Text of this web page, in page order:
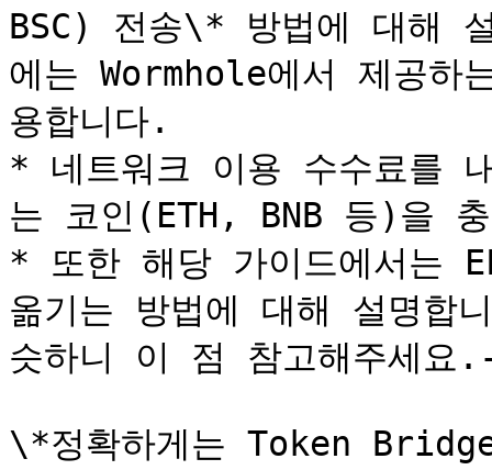
BSC) 전송\* 방법에 대해
에는 Wormhole에서 제공
용합니다.
* 네트워크 이용 수수료를
는 코인(ETH, BNB 등)을
* 또한 해당 가이드에서는
옮기는 방법에 대해 설명합
슷하니 이 점 참고해주세요
\*정확하게는 Token